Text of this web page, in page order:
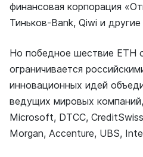
финансовая корпорация
Тиньков-Bank, Qiwi и
Но победное шествие ETH
ограничивается
инновационных идей
ведущих мировых
Microsoft, DTCC,
Morgan, Accenture, UBS,